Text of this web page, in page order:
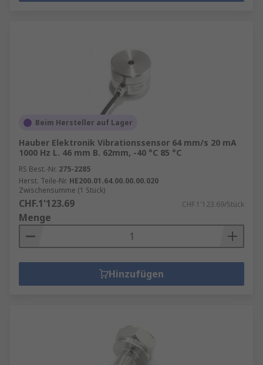
Beim Hersteller auf Lager
Hauber Elektronik Vibrationssensor 64 mm/s 20 mA
1000 Hz L. 46 mm B. 62mm, -40 °C 85 °C
RS Best.-Nr. 275-2285
Herst. Teile-Nr. HE200.01.64.00.00.00.020
Zwischensumme (1 Stück)
CHF.1'123.69 CHF.1'123.69/Stück
Menge
Hinzufügen